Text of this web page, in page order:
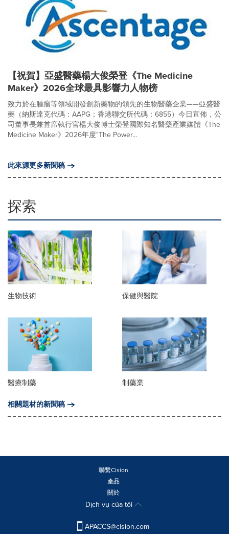
【祝賀】亞盛醫藥楊大俊榮登《The Medicine
Maker》2026全球最具影響力人物榜
致力於在腫瘤等領域開發創新藥物的領先的生物醫藥企業——亞盛醫
藥（納斯達克代碼：AAPG；香港聯交所代碼：6855）今日宣佈，公
司董事長兼首席執行官楊大俊博士榮登國際知名醫藥產業媒體《The
Medicine Maker》2026年度"The Power...
此來源更多新聞稿
探索
生物技術 保健與醫院
醫療制藥
制藥業
相關題材的新聞稿
聯繫Cision
產品
關於
Dịch vụ của tôi
APACCS@cision.com